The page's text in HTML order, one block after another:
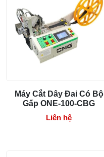
Máy Cắt Dây Đai Có Bộ
Gấp ONE-100-CBG
Liên hệ